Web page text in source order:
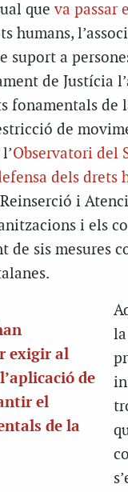
queva passar
humans,
suport a
de Justícia
fonamentals
de
Observatori del
dels drets
Reinserció i
i els
de sis mesures
exigir al
de
el
de la